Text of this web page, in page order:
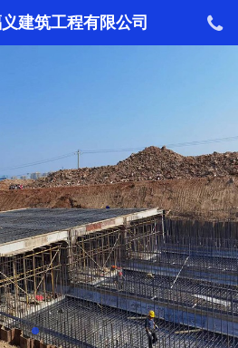
建筑工程有限公司